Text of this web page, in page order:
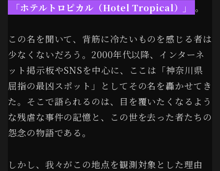
「ホテルトロピカル（Hotel Tropical）」 。
この名を聞いて、背筋に冷たいものを感じる者は
少なくないだろう。2000年代以降、インターネ
ット掲示板やSNSを中心に、ここは「神奈川県
屈指の最凶スポット」としてその名を轟かせてき
た。そこで語られるのは、目を覆いたくなるよう
な残虐な事件の記憶と、この世を去った者たちの
怨念の物語である。
しかし、我々がこの地点を観測対象とした理由